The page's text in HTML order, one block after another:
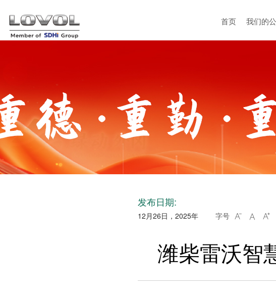
首页 我们的
发布日期:
12月26日，2025年 字号   
潍柴雷沃智